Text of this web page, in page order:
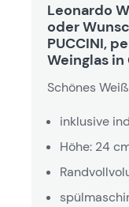
Leonardo
oder
PUCCINI,
Weinglas
Schönes
inklusive
Höhe: 24